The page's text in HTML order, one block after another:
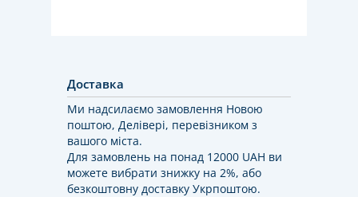
Доставка
Ми надсилаємо замовлення Новою
поштою, Делівері, перевізником з
вашого міста.
Для замовлень на понад 12000 UAH ви
можете вибрати знижку на 2%, або
безкоштовну доставку Укрпоштою.